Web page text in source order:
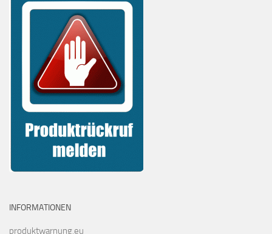
INFORMATIONEN
produktwarnung.eu